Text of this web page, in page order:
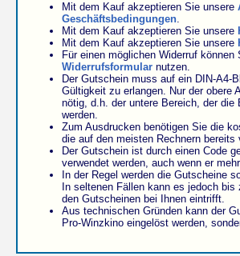
Mit dem Kauf akzeptieren Sie unsere
Geschäftsbedingungen.
Mit dem Kauf akzeptieren Sie unsere
Mit dem Kauf akzeptieren Sie unsere
Für einen möglichen Widerruf können
Widerrufsformular nutzen.
Der Gutschein muss auf ein DIN-A4-
Gültigkeit zu erlangen. Nur der obere
nötig, d.h. der untere Bereich, der die
werden.
Zum Ausdrucken benötigen Sie die
die auf den meisten Rechnern bereits
Der Gutschein ist durch einen Code
verwendet werden, auch wenn er
In der Regel werden die Gutscheine
In seltenen Fällen kann es jedoch
den Gutscheinen bei Ihnen eintrifft.
Aus technischen Gründen kann der
Pro-Winzkino eingelöst werden,